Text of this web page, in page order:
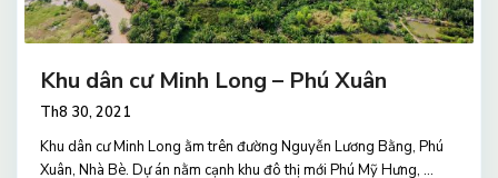
Khu dân cư Minh Long – Phú Xuân
Th8 30, 2021
Khu dân cư Minh Long ằm trên đường Nguyễn Lương Bằng, Phú
Xuân, Nhà Bè. Dự án nằm cạnh khu đô thị mới Phú Mỹ Hưng, ...